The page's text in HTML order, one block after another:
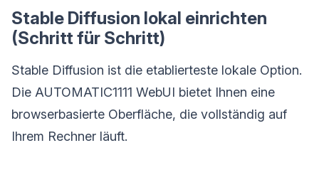
Stable Diffusion lokal einrichten
(Schritt für Schritt)
Stable Diffusion ist die etablierteste lokale Option.
Die AUTOMATIC1111 WebUI bietet Ihnen eine
browserbasierte Oberfläche, die vollständig auf
Ihrem Rechner läuft.